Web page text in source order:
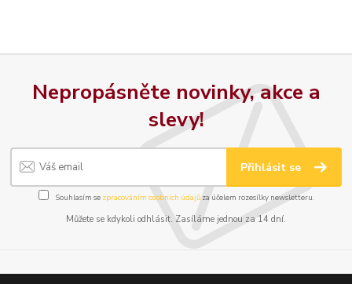
Nepropásněte novinky, akce a
slevy!
Přihlásit se
Souhlasím se zpracováním osobních údajůza účelem rozesílky newsletteru.
Můžete se kdykoli odhlásit. Zasíláme jednou za 14 dní.